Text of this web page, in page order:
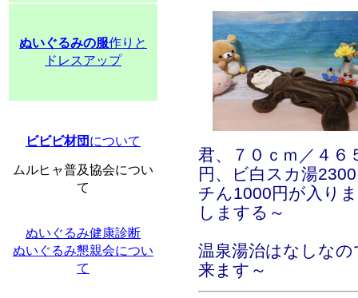
ぬいぐるみの服作りと
ドレスアップ
ビビビ材団 について
ムルヒャ普及協会につい
て
ぬいぐるみ健康診断
ぬいぐるみ懇親会につい
て
君、７０ｃｍ／４
円、ビ白スカ湯
チん1000円が入り
しまする～
温泉湯治はなしな
来ます～